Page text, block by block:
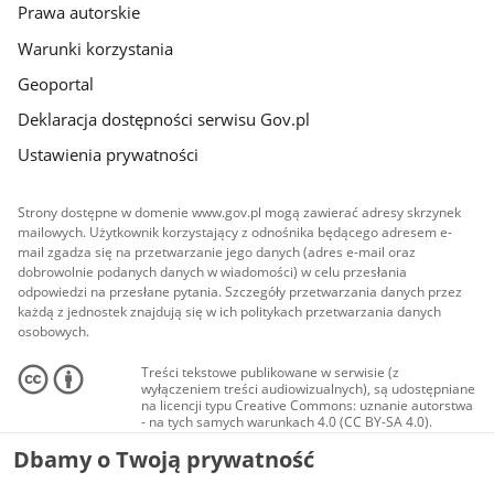
Prawa autorskie
Warunki korzystania
Geoportal
Deklaracja dostępności serwisu Gov.pl
Ustawienia prywatności
Strony dostępne w domenie www.gov.pl mogą zawierać adresy skrzynek
mailowych. Użytkownik korzystający z odnośnika będącego adresem e-
mail zgadza się na przetwarzanie jego danych (adres e-mail oraz
dobrowolnie podanych danych w wiadomości) w celu przesłania
odpowiedzi na przesłane pytania. Szczegóły przetwarzania danych przez
każdą z jednostek znajdują się w ich politykach przetwarzania danych
osobowych.
Treści tekstowe publikowane w serwisie (z
wyłączeniem treści audiowizualnych), są udostępniane
na licencji typu Creative Commons: uznanie autorstwa
- na tych samych warunkach 4.0 (CC BY-SA 4.0).
Materiały audiowizualne, w tym zdjęcia, materiały
audio i wideo, są udostępniane na licencji typu
Creative Commons: uznanie autorstwa użycie
Dbamy o Twoją prywatność